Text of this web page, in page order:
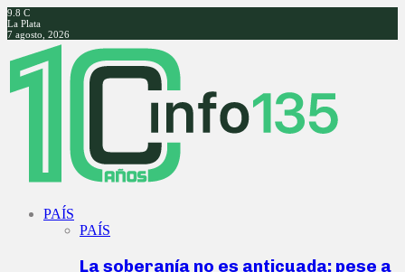
9.8 C
La Plata
7 agosto, 2026
Facebook
Twitter
Instagram
Youtube
PAÍS
PAÍS
La soberanía no es anticuada: pese a